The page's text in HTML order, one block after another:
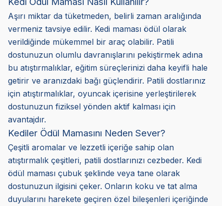
Aşırı miktar da tüketmeden, belirli zaman aralığında
vermeniz tavsiye edilir. Kedi maması ödül olarak
verildiğinde mükemmel bir araç olabilir. Patili
dostunuzun olumlu davranışlarını pekiştirmek adına
bu atıştırmalıklar, eğitim süreçlerinizi daha keyifli hale
getirir ve aranızdaki bağı güçlendirir. Patili dostlarınız
için atıştırmalıklar, oyuncak içerisine yerleştirilerek
dostunuzun fiziksel yönden aktif kalması için
avantajdır.
Kediler Ödül Mamasını Neden Sever?
Çeşitli aromalar ve lezzetli içeriğe sahip olan
atıştırmalık çeşitleri, patili dostlarınızı cezbeder. Kedi
ödül maması çubuk şeklinde veya tane olarak
dostunuzun ilgisini çeker. Onların koku ve tat alma
duyularını harekete geçiren özel bileşenleri içeriğinde